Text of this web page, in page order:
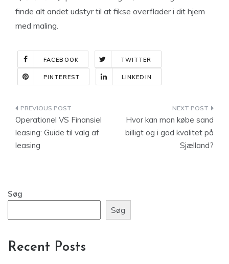
finde alt andet udstyr til at fikse overflader i dit hjem
med maling.
FACEBOOK TWITTER
PINTEREST LINKEDIN
Indlægsnavigation
Operationel VS Finansiel
leasing: Guide til valg af
leasing
Hvor kan man købe sand
billigt og i god kvalitet på
Sjælland?
Søg
Søg
Recent Posts